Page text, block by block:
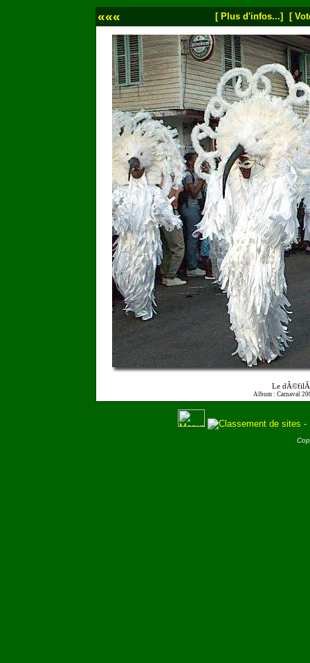
««« [ Plus d'infos...] [
Le
Album : Carnaval